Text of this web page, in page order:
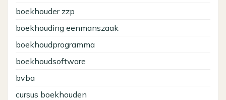
boekhouder zzp
boekhouding eenmanszaak
boekhoudprogramma
boekhoudsoftware
bvba
cursus boekhouden